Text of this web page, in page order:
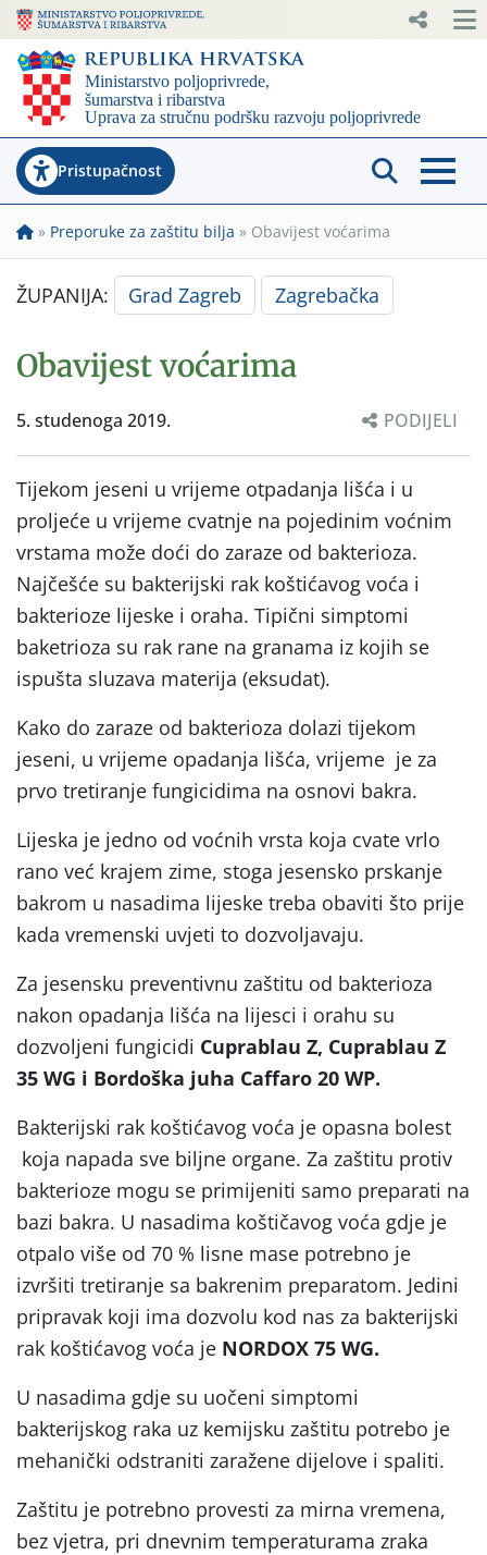
Pristupačnost
» Preporuke za zaštitu bilja » Obavijest voćarima
ŽUPANIJA: Grad Zagreb Zagrebačka
Obavijest voćarima
5. studenoga 2019. PODIJELI
Tijekom jeseni u vrijeme otpadanja lišća i u
proljeće u vrijeme cvatnje na pojedinim voćnim
vrstama može doći do zaraze od bakterioza.
Najčešće su bakterijski rak koštićavog voća i
bakterioze lijeske i oraha. Tipični simptomi
baketrioza su rak rane na granama iz kojih se
ispušta sluzava materija (eksudat).
Kako do zaraze od bakterioza dolazi tijekom
jeseni, u vrijeme opadanja lišća, vrijeme je za
prvo tretiranje fungicidima na osnovi bakra.
Lijeska je jedno od voćnih vrsta koja cvate vrlo
rano već krajem zime, stoga jesensko prskanje
bakrom u nasadima lijeske treba obaviti što prije
kada vremenski uvjeti to dozvoljavaju.
Za jesensku preventivnu zaštitu od bakterioza
nakon opadanja lišća na lijesci i orahu su
dozvoljeni fungicidi Cuprablau Z, Cuprablau Z
35 WG i Bordoška juha Caffaro 20 WP.
Bakterijski rak koštićavog voća je opasna bolest
koja napada sve biljne organe. Za zaštitu protiv
bakterioze mogu se primijeniti samo preparati na
bazi bakra. U nasadima koštičavog voća gdje je
otpalo više od 70 % lisne mase potrebno je
izvršiti tretiranje sa bakrenim preparatom. Jedini
pripravak koji ima dozvolu kod nas za bakterijski
rak koštićavog voća je NORDOX 75 WG.
U nasadima gdje su uočeni simptomi
bakterijskog raka uz kemijsku zaštitu potrebo je
mehanički odstraniti zaražene dijelove i spaliti.
Zaštitu je potrebno provesti za mirna vremena,
bez vjetra, pri dnevnim temperaturama zraka